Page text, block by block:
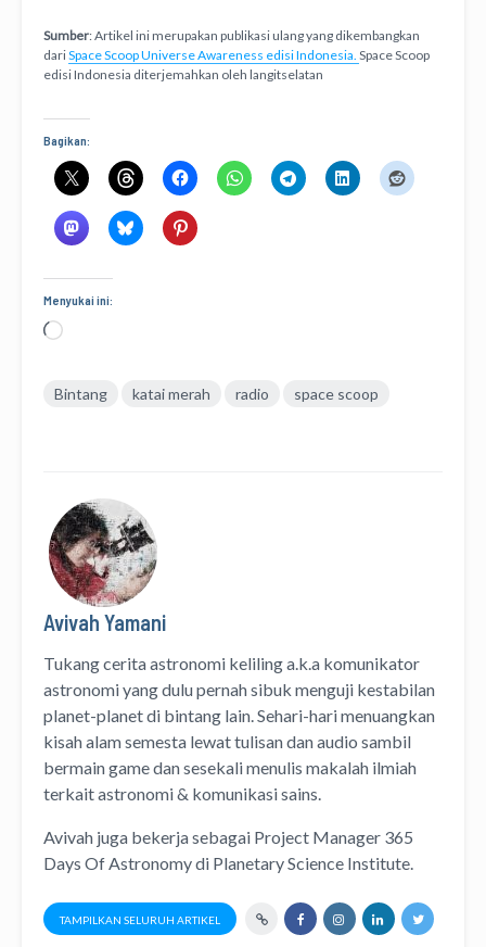
Sumber: Artikel ini merupakan publikasi ulang yang dikembangkan
dariSpace Scoop Universe Awareness edisi Indonesia. Space Scoop
edisi Indonesia diterjemahkan oleh langitselatan
Bagikan:
Menyukai ini:
Memuat...
Bintang katai merah radio space scoop
Avivah Yamani
Tukang cerita astronomi kelilinga.k.a komunikator
astronomiyang dulu pernah sibuk menguji kestabilan
planet-planet di bintang lain. Sehari-hari menuangkan
kisah alam semesta lewattulisandanaudio sambil
bermain game dan sesekali menulis makalah ilmiah
terkait astronomi & komunikasi sains.
Avivah juga bekerja sebagai Project Manager 365
Days Of Astronomydi Planetary Science Institute.
TAMPILKAN SELURUH ARTIKEL